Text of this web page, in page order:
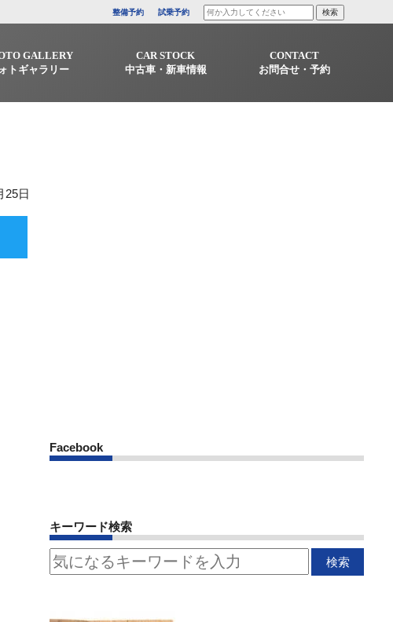
整備予約 試乗予約
GALLERY
トギャラリー
CAR STOCK
中古車・新車情報
CONTACT
お問合せ・予約
25日
Facebook
キーワード検索